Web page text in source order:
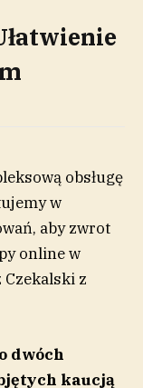
obsługę
w
aby zwrot
online w
z
dwóch
kaucją